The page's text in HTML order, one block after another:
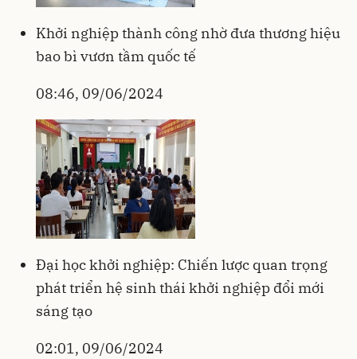
Khởi nghiệp thành công nhờ đưa thương hiệu
bao bì vươn tầm quốc tế
08:46, 09/06/2024
Đại học khởi nghiệp: Chiến lược quan trọng
phát triển hệ sinh thái khởi nghiệp đổi mới
sáng tạo
02:01, 09/06/2024